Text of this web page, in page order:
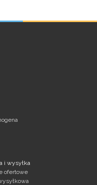
i wysyłka
ofertowe